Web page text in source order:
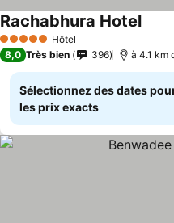
5 Étoiles Hôtel
Rachabhura Hotel
8,0 Très bien 396 à 4.1 km
Sélectionnez des dates
les prix exacts